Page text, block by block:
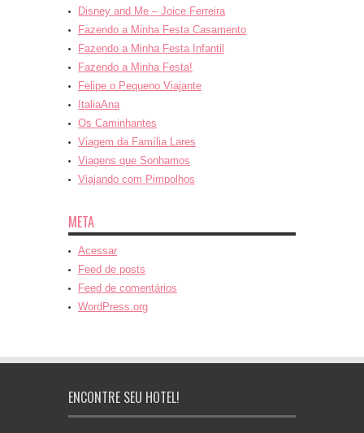
Disney and Me – Joice Ferreira
Fazendo a Minha Festa Casamento
Fazendo a Minha Festa Infantil
Fazendo a Minha Festa!
Felipe o Pequeno Viajante
ItaliaAna
Os Caminhantes
Viagem da Família Lares
Viagens que Sonhamos
Viajando com Pimpolhos
META
Acessar
Feed de posts
Feed de comentários
WordPress.org
ENCONTRE SEU HOTEL!